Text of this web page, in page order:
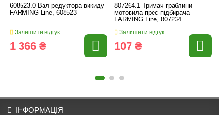
608523.0 Вал редуктора викиду
FARMING Line, 608523
Залишити відгук
1 366 ₴
807264.1 Тримач граблини
мотовила прес-підбирача
FARMING Line, 807264
Залишити відгук
107 ₴
ІНФОРМАЦІЯ